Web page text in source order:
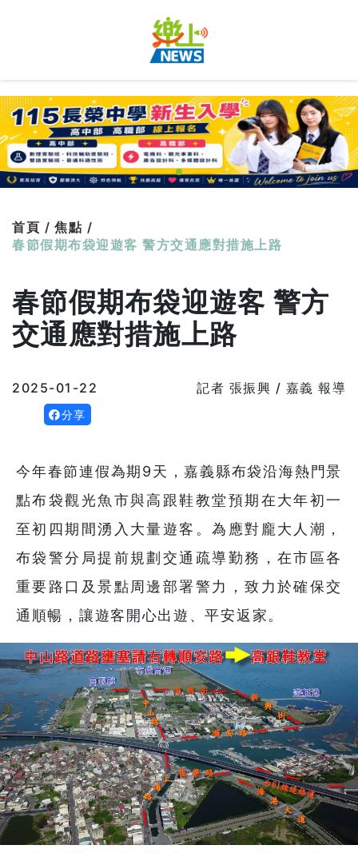
首頁 / 焦點 /
春節假期布袋迎遊客 警方交通應對措施上路
春節假期布袋迎遊客 警方
交通應對措施上路
2025-01-22 記者 張振興 / 嘉義 報導
分享
今年春節連假為期9天，嘉義縣布袋沿海熱門景
點布袋觀光魚市與高跟鞋教堂預期在大年初一
至初四期間湧入大量遊客。為應對龐大人潮，
布袋警分局提前規劃交通疏導勤務，在市區各
重要路口及景點周邊部署警力，致力於確保交
通順暢，讓遊客開心出遊、平安返家。